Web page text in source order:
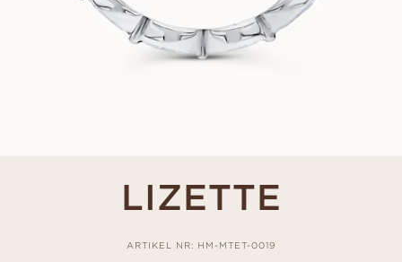
LIZETTE
ARTIKEL NR: HM-MTET-0019